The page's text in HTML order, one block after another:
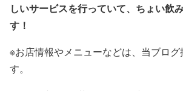
しいサービスを行っていて、ちょい飲
す！
※お店情報やメニューなどは、当ブロ
す。